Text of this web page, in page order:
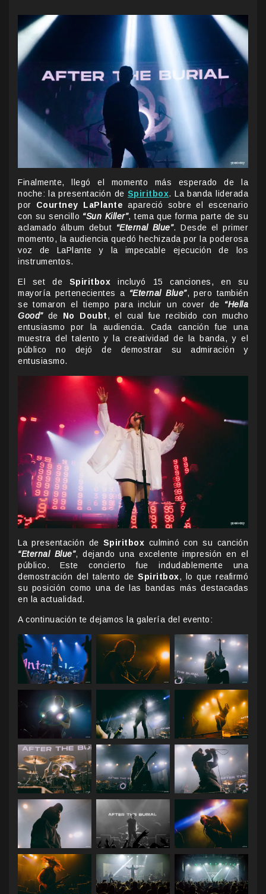
Finalmente, llegó el momento más esperado de la
noche: la presentación de Spiritbox. La banda liderada
por Courtney LaPlante apareció sobre el escenario
con su sencillo “Sun Killer”, tema que forma parte de su
aclamado álbum debut “Eternal Blue”. Desde el primer
momento, la audiencia quedó hechizada por la poderosa
voz de LaPlante y la impecable ejecución de los
instrumentos.
El set de Spiritbox incluyó 15 canciones, en su
mayoría pertenecientes a “Eternal Blue”, pero también
se tomaron el tiempo para incluir un cover de “Hella
Good”de No Doubt, el cual fue recibido con mucho
entusiasmo por la audiencia. Cada canción fue una
muestra del talento y la creatividad de la banda, y el
público no dejó de demostrar su admiración y
entusiasmo.
La presentación de Spiritbox culminó con su canción
“Eternal Blue”, dejando una excelente impresión en el
público. Este concierto fue indudablemente una
demostración del talento de Spiritbox, lo que reafirmó
su posición como una de las bandas más destacadas
en la actualidad.
A continuación te dejamos la galería del evento: